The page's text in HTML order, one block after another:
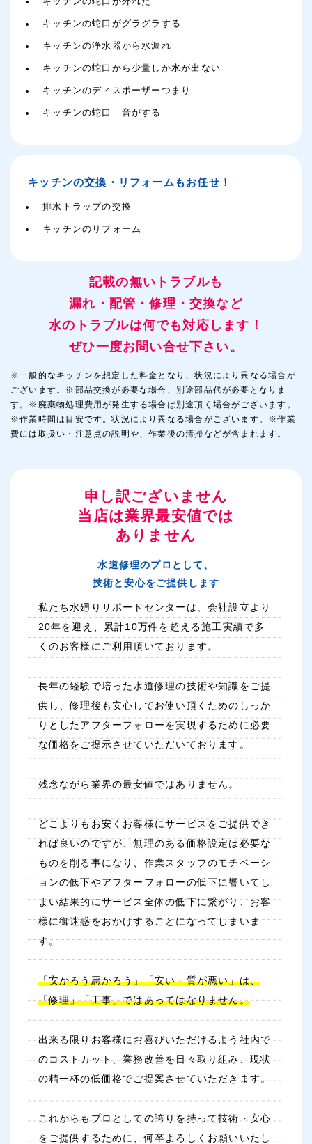
キッチンの蛇口がグラグラする
キッチンの浄水器から水漏れ
キッチンの蛇口から少量しか水が出ない
キッチンのディスポーザーつまり
キッチンの蛇口 音がする
キッチンの交換・リフォームもお任せ！
排水トラップの交換
キッチンのリフォーム
記載の無いトラブルも
漏れ・配管・修理・交換など
水のトラブルは何でも対応します！
ぜひ一度お問い合せ下さい。
※一般的なキッチンを想定した料金となり、状況により異なる場合が
ございます。※部品交換が必要な場合、別途部品代が必要となりま
す。※廃棄物処理費用が発生する場合は別途頂く場合がございます。
※作業時間は目安です。状況により異なる場合がございます。※作業
費には取扱い・注意点の説明や、作業後の清掃などが含まれます。
申し訳ございません
当店は業界最安値では
ありません
水道修理のプロとして、
技術と安心をご提供します
私たち水廻りサポートセンターは、会社設立より
20年を迎え、累計10万件を超える施工実績で多
くのお客様にご利用頂いております。
長年の経験で培った水道修理の技術や知識をご提
供し、修理後も安心してお使い頂くためのしっか
りとしたアフターフォローを実現するために必要
な価格をご提示させていただいております。
残念ながら業界の最安値ではありません。
どこよりもお安くお客様にサービスをご提供でき
れば良いのですが、無理のある価格設定は必要な
ものを削る事になり、作業スタッフのモチベーシ
ョンの低下やアフターフォローの低下に響いてし
まい結果的にサービス全体の低下に繋がり、お客
様に御迷惑をおかけすることになってしまいま
す。
「安かろう悪かろう」「安い＝質が悪い」は、
「修理」「工事」ではあってはなりません。
出来る限りお客様にお喜びいただけるよう社内で
のコストカット、業務改善を日々取り組み、現状
の精一杯の低価格でご提案させていただきます。
これからもプロとしての誇りを持って技術・安心
をご提供するために、何卒よろしくお願いいたし